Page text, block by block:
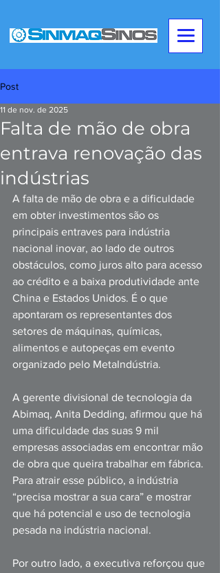
Post
Falta de mão de obra
entrava renovação das
indústrias
11 de nov. de 2025
A falta de mão de obra e a dificuldade
em obter investimentos são os
principais entraves para indústria
nacional inovar, ao lado de outros
obstáculos, como juros alto para acesso
ao crédito e a baixa produtividade ante
China e Estados Unidos. É o que
apontaram os representantes dos
setores de máquinas, químicas,
alimentos e autopeças em evento
organizado pelo MetaIndústria.
A gerente divisional de tecnologia da
Abimaq, Anita Dedding, afirmou que há
uma dificuldade das suas 9 mil
empresas associadas em encontrar mão
de obra que queira trabalhar em fábrica.
Para atrair esse público, a indústria
“precisa mostrar a sua cara” e mostrar
que há potencial e uso de tecnologia
pesada na indústria nacional.
Por outro lado, a executiva reforçou que